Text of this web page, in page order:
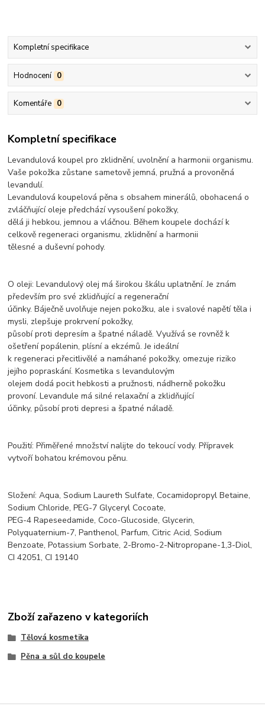
Kompletní specifikace
Hodnocení 0
Komentáře 0
Kompletní specifikace
Levandulová koupel pro zklidnění, uvolnění a harmonii organismu.
Vaše pokožka zůstane sametově jemná, pružná a provoněná
levandulí.
Levandulová koupelová pěna s obsahem minerálů, obohacená o
zvláčňující oleje předchází vysoušení pokožky,
dělá ji hebkou, jemnou a vláčnou. Během koupele dochází k
celkově regeneraci organismu, zklidnění a harmonii
tělesné a duševní pohody.
O oleji: Levandulový olej má širokou škálu uplatnění. Je znám
především pro své zklidňující a regenerační
účinky. Báječně uvolňuje nejen pokožku, ale i svalové napětí těla i
mysli, zlepšuje prokrvení pokožky,
působí proti depresím a špatné náladě. Využívá se rovněž k
ošetření popálenin, plísní a ekzémů. Je ideální
k regeneraci přecitlivělé a namáhané pokožky, omezuje riziko
jejího popraskání. Kosmetika s levandulovým
olejem dodá pocit hebkosti a pružnosti, nádherně pokožku
provoní. Levandule má silné relaxační a zklidňující
účinky, působí proti depresi a špatné náladě.
Použití: Přiměřené množství nalijte do tekoucí vody. Přípravek
vytvoří bohatou krémovou pěnu.
Složení: Aqua, Sodium Laureth Sulfate, Cocamidopropyl Betaine,
Sodium Chloride, PEG-7 Glyceryl Cocoate,
PEG-4 Rapeseedamide, Coco-Glucoside, Glycerin,
Polyquaternium-7, Panthenol, Parfum, Citric Acid, Sodium
Benzoate, Potassium Sorbate, 2-Bromo-2-Nitropropane-1,3-Diol,
CI 42051, CI 19140
Zboží zařazeno v kategoriích
Tělová kosmetika
Pěna a sůl do koupele